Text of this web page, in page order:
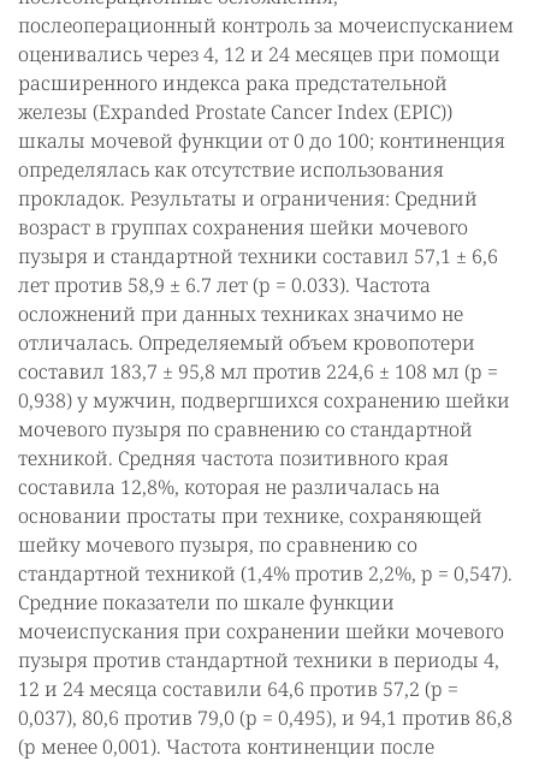
послеоперационный контроль за мочеиспусканием
оценивались через 4, 12 и 24 месяцев при помощи
расширенного индекса рака предстательной
железы (Expanded Prostate Cancer Index (EPIC))
шкалы мочевой функции от 0 до 100; континенция
определялась как отсутствие использования
прокладок. Результаты и ограничения: Средний
возраст в группах сохранения шейки мочевого
пузыря и стандартной техники составил 57,1 ± 6,6
лет против 58,9 ± 6.7 лет (p = 0.033). Частота
осложнений при данных техниках значимо не
отличалась. Определяемый объем кровопотери
составил 183,7 ± 95,8 мл против 224,6 ± 108 мл (p =
0,938) у мужчин, подвергшихся сохранению шейки
мочевого пузыря по сравнению со стандартной
техникой. Средняя частота позитивного края
составила 12,8%, которая не различалась на
основании простаты при технике, сохраняющей
шейку мочевого пузыря, по сравнению со
стандартной техникой (1,4% против 2,2%, p = 0,547).
Средние показатели по шкале функции
мочеиспускания при сохранении шейки мочевого
пузыря против стандартной техники в периоды 4,
12 и 24 месяца составили 64,6 против 57,2 (p =
0,037), 80,6 против 79,0 (p = 0,495), и 94,1 против 86,8
(p менее 0,001). Частота континенции после